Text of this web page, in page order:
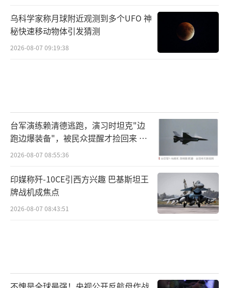
乌科学家称月球附近观测到多个UFO 神
秘快速移动物体引发猜测
2026-08-07 09:19:38
台军演练赖清德逃跑，演习时坦克"边
跑边爆装备"，被民众提醒才捡回来 演
习状况频出引发关注
2026-08-07 08:55:36
印媒称歼-10CE引西方兴趣 巴基斯坦王
牌战机成焦点
2026-08-07 08:43:51